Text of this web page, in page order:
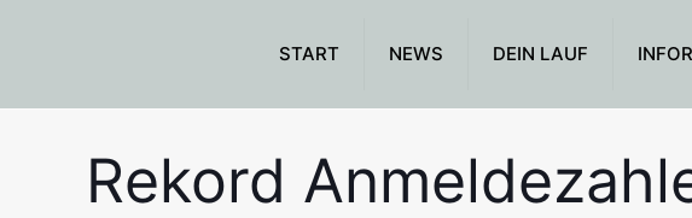
START NEWS DEIN LAUF
Rekord